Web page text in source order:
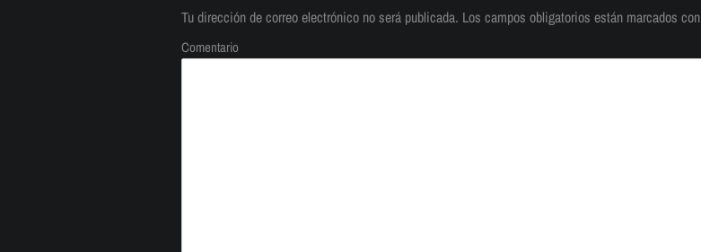
Tu dirección de correo electrónico no será publicada. Los campos obligatorios están marcados con
Comentario